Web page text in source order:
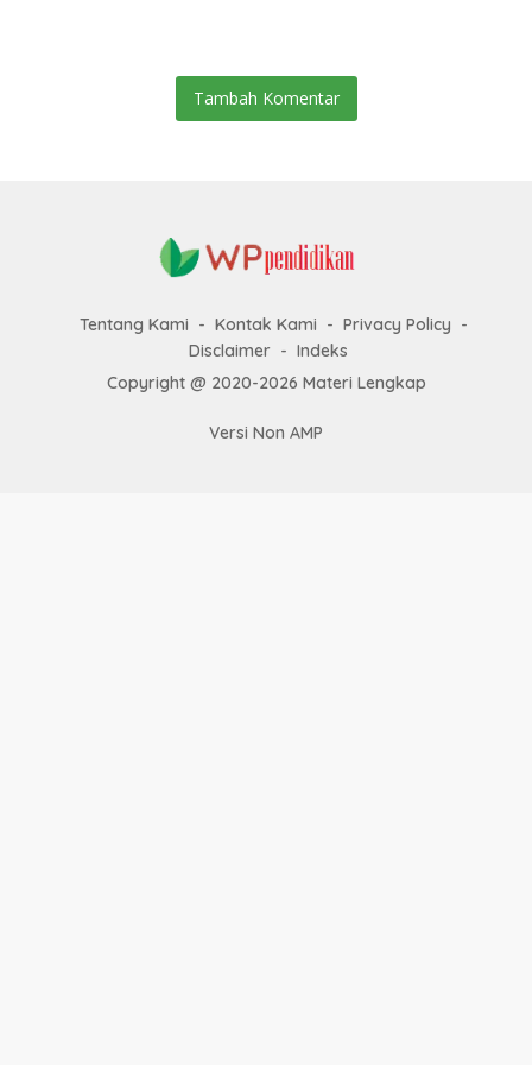
Tambah Komentar
Tentang Kami Kontak Kami
Privacy Policy
Disclaimer
Indeks
Copyright @ 2020-2026 Materi Lengkap
Versi Non AMP